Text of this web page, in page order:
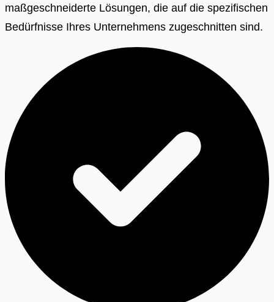
maßgeschneiderte Lösungen, die auf die spezifischen
Bedürfnisse Ihres Unternehmens zugeschnitten sind.